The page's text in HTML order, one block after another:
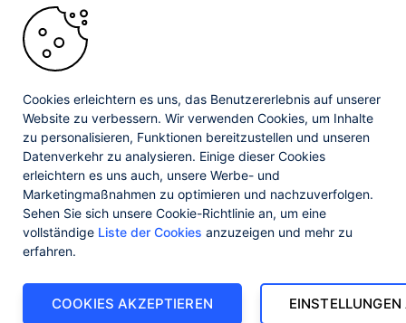
Careers
Offices
Copyright © 2026 Progress Software Corporation and/or its
subsidiaries or affiliates. All Rights Reserved.
Progress and certain product names used herein are trademarks or registered
trademarks of Progress Software Corporation and/or one of its subsidiaries or
affiliates in the U.S. and/or other countries. See Trademarks
for appropriate
markings. All rights in any other trademarks contained herein are reserved by
their respective owners and their inclusion does not imply an endorsement,
affiliation, or sponsorship as between Progress and the respective owners.
Privacy Center
Powered byProgress Sitefinity
Cookies erleichtern es uns, das Benutzererlebnis auf unserer
Website zu verbessern. Wir verwenden Cookies, um Inhalte
zu personalisieren, Funktionen bereitzustellen und unseren
Datenverkehr zu analysieren. Einige dieser Cookies
erleichtern es uns auch, unsere Werbe- und
Marketingmaßnahmen zu optimieren und nachzuverfolgen.
Sehen Sie sich unsere Cookie-Richtlinie an, um eine
vollständige Liste der Cookies anzuzeigen und mehr zu
erfahren.
COOKIES AKZEPTIEREN